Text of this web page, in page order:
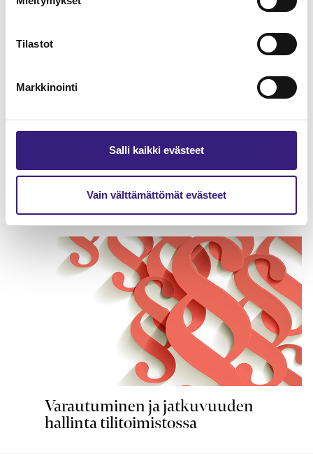
Tilastot
Markkinointi
Salli kaikki evästeet
Vain välttämättömät evästeet
Tilinpäätöksen suuri tietopaketti
HUOLTOVARMUUS JA VARAUTUMINEN
Varautuminen ja jatkuvuuden
hallinta tilitoimistossa